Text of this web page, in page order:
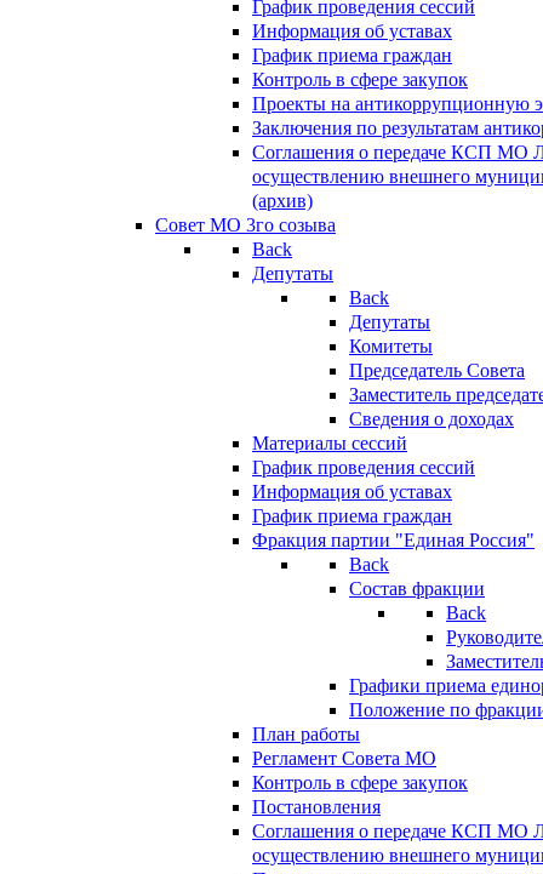
График проведения сессий
Информация об уставах
График приема граждан
Контроль в сфере закупок
Проекты на антикоррупционную
Заключения по результатам
Соглашения о передаче КСП МО
осуществлению внешнего
(архив)
Совет МО 3го созыва
Back
Депутаты
Back
Депутаты
Комитеты
Председатель Совета
Заместитель
Сведения о доходах
Материалы сессий
График проведения сессий
Информация об уставах
График приема граждан
Фракция партии "Единая Россия"
Back
Состав фракции
Back
Графики приема
Положение по
План работы
Регламент Совета МО
Контроль в сфере закупок
Постановления
Соглашения о передаче КСП МО
осуществлению внешнего